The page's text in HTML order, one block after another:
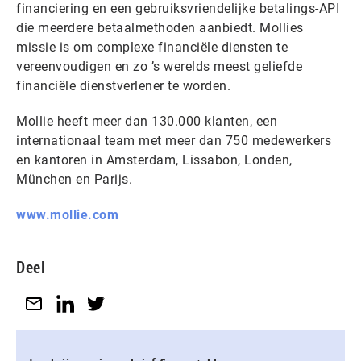
financiering en een gebruiksvriendelijke betalings-API
die meerdere betaalmethoden aanbiedt. Mollies
missie is om complexe financiële diensten te
vereenvoudigen en zo ’s werelds meest geliefde
financiële dienstverlener te worden.
Mollie heeft meer dan 130.000 klanten, een
internationaal team met meer dan 750 medewerkers
en kantoren in Amsterdam, Lissabon, Londen,
München en Parijs.
www.mollie.com
Deel